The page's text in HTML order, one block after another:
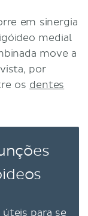
em sinergia
medial
move a
por
os dentes
para se